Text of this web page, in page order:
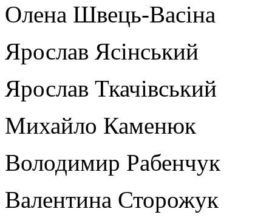
Олена Швець-Васіна
Ярослав Ясінський
Ярослав Ткачівський
Михайло Каменюк
Володимир Рабенчук
Валентина Сторожук